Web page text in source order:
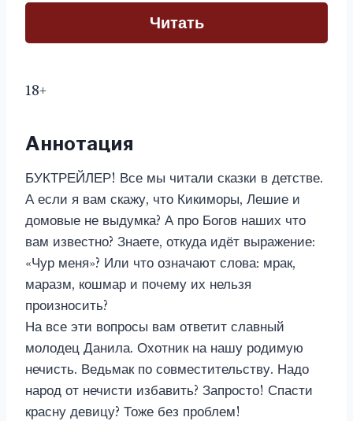
Читать
18+
Аннотация
БУКТРЕЙЛЕР! Все мы читали сказки в детстве.
А если я вам скажу, что Кикиморы, Лешие и
домовые не выдумка? А про Богов наших что
вам известно? Знаете, откуда идёт выражение:
«Чур меня»? Или что означают слова: мрак,
маразм, кошмар и почему их нельзя
произносить?
На все эти вопросы вам ответит славный
молодец Данила. Охотник на нашу родимую
нечисть. Ведьмак по совместительству. Надо
народ от нечисти избавить? Запросто! Спасти
красну девицу? Тоже без проблем!